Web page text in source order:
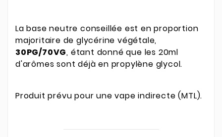
La base neutre conseillée est en proportion
majoritaire de glycérine végétale,
30PG/70VG, étant donné que les 20ml
d'arômes sont déjà en propylène glycol.
Produit prévu pour une vape indirecte (MTL).